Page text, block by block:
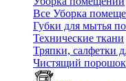
Все Уборка
Губки для мытья
Технические ткани
Тряпки, салфетки
Чистящий порошок